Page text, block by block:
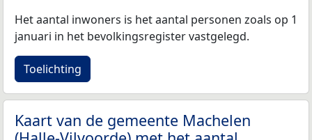
Het aantal inwoners is het aantal personen zoals op 1
januari in het bevolkingsregister vastgelegd.
Toelichting
Kaart van de gemeente Machelen